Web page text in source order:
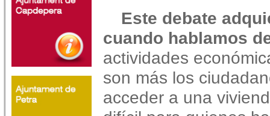
Este debate
cuando hablamos
actividades
son más los
acceder a una